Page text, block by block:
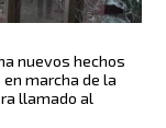
nuevos hechos
marcha de la
llamado al